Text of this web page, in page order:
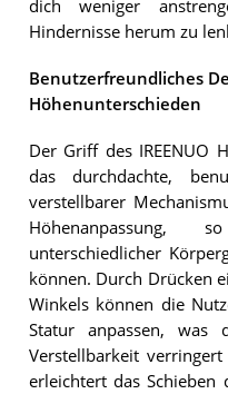
dich weniger
Hindernisse herum zu
Benutzerfreundliches
Höhenunterschieden
Der Griff des IREENUO
das durchdachte,
verstellbarer
unterschiedlicher
können. Durch Drücken
Winkels können die
Statur anpassen, was
Verstellbarkeit
erleichtert das Schieben